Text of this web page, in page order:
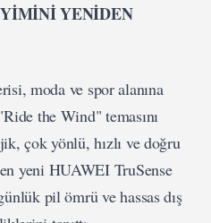
YENİDEN
moda ve spor alanına
the Wind" temasını
çok yönlü, hızlı ve doğru
yeni HUAWEI TruSense
pil ömrü ve hassas dış